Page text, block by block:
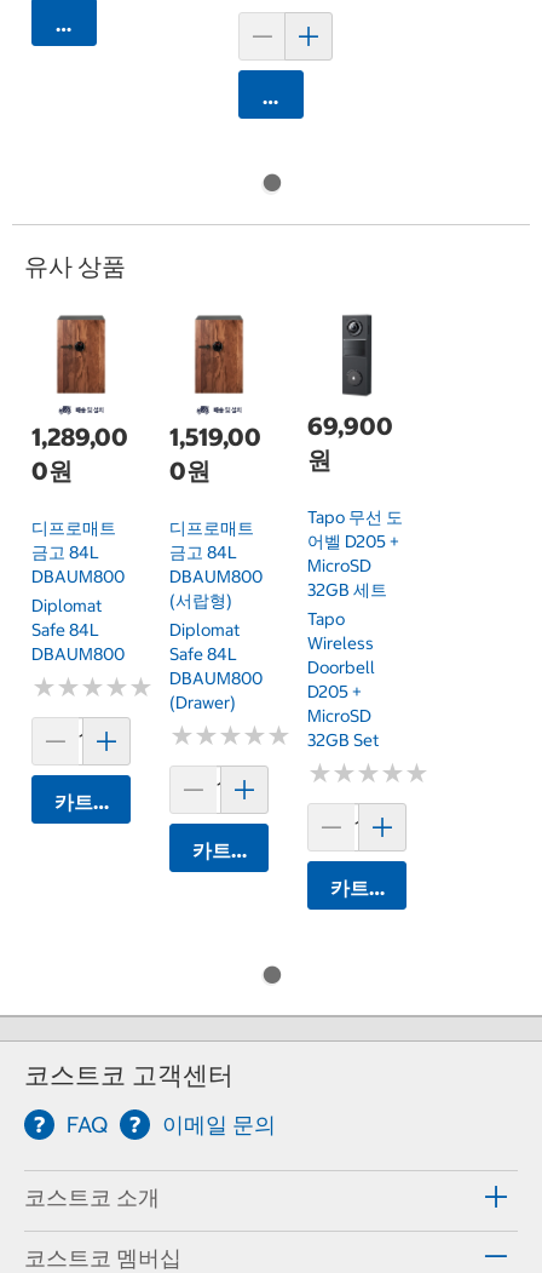
카트에 담기
카트에 담기
유사 상품
1,289,00
0원
디프로매트
금고 84L
DBAUM800
Diplomat
Safe 84L
DBAUM800
★★★★★
★★★★★
카트에 담기
1,519,00
0원
디프로매트
금고 84L
DBAUM800
(서랍형)
Diplomat
Safe 84L
DBAUM800
(Drawer)
★★★★★
★★★★★
카트에 담기
69,900
원
Tapo 무선 도
어벨 D205 +
MicroSD
32GB 세트
Tapo
Wireless
Doorbell
D205 +
MicroSD
32GB Set
★★★★★
★★★★★
카트에 담기
코스트코 고객센터
FAQ 이메일 문의
코스트코 소개
코스트코 멤버십